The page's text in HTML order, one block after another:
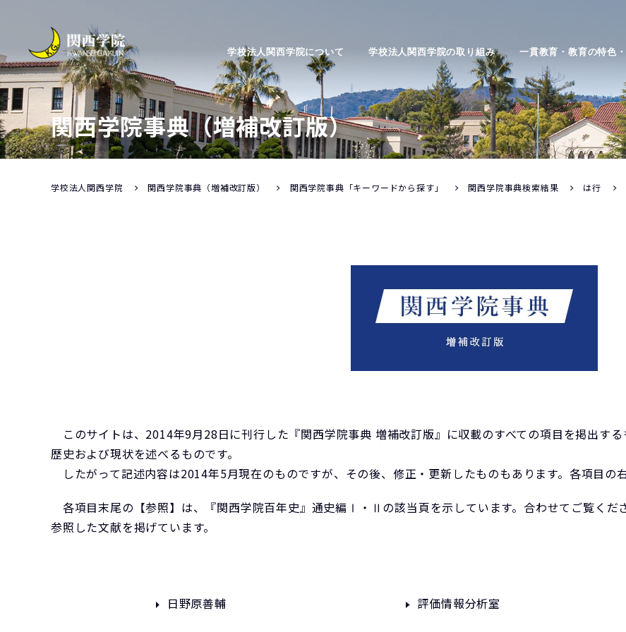
学校法人関西学院について 学校法人関西学院の取り組み 一貫教育・教育の特色
関西学院事典（増補改訂版）
学校法人関西学院 関西学院事典（増補改訂版） 関西学院事典「キーワードから探す」 関西学院事典検索結果 は行
このサイトは、2014年9月28日に刊行した『関西学院事典 増補改訂版』に収載のすべての項目を掲出す
歴史および現状を述べるものです。
したがって記述内容は2014年5月現在のものですが、その後、修正・更新したものもあります。各項目の
各項目末尾の【参照】は、『関西学院百年史』通史編Ⅰ・Ⅱの該当頁を示しています。合わせてご覧くだ
参照した文献を掲げています。
日野原善輔 評価情報分析室